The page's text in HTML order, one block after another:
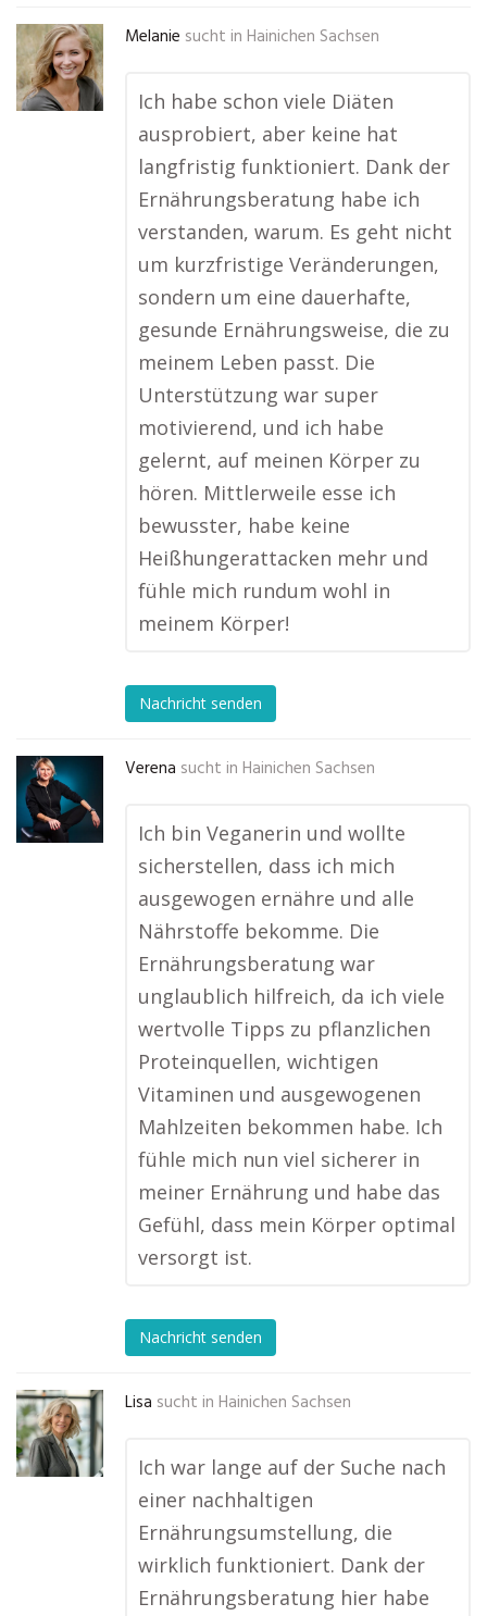
Melanie sucht in Hainichen Sachsen
Ich habe schon viele Diäten
ausprobiert, aber keine hat
langfristig funktioniert. Dank der
Ernährungsberatung habe ich
verstanden, warum. Es geht nicht
um kurzfristige Veränderungen,
sondern um eine dauerhafte,
gesunde Ernährungsweise, die zu
meinem Leben passt. Die
Unterstützung war super
motivierend, und ich habe
gelernt, auf meinen Körper zu
hören. Mittlerweile esse ich
bewusster, habe keine
Heißhungerattacken mehr und
fühle mich rundum wohl in
meinem Körper!
Nachricht senden
Verena sucht in Hainichen Sachsen
Ich bin Veganerin und wollte
sicherstellen, dass ich mich
ausgewogen ernähre und alle
Nährstoffe bekomme. Die
Ernährungsberatung war
unglaublich hilfreich, da ich viele
wertvolle Tipps zu pflanzlichen
Proteinquellen, wichtigen
Vitaminen und ausgewogenen
Mahlzeiten bekommen habe. Ich
fühle mich nun viel sicherer in
meiner Ernährung und habe das
Gefühl, dass mein Körper optimal
versorgt ist.
Nachricht senden
Lisa sucht in Hainichen Sachsen
Ich war lange auf der Suche nach
einer nachhaltigen
Ernährungsumstellung, die
wirklich funktioniert. Dank der
Ernährungsberatung hier habe